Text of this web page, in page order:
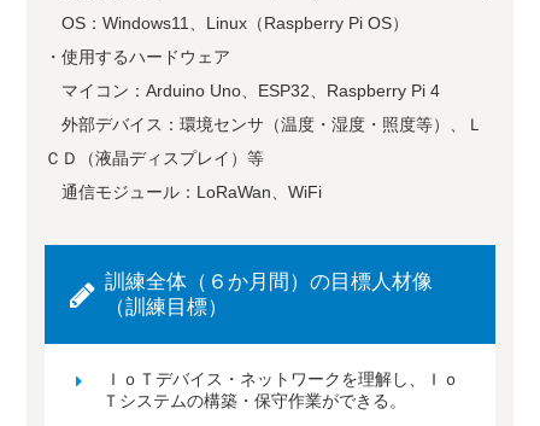
OS：Windows11、Linux（Raspberry Pi OS）
・使用するハードウェア
マイコン：Arduino Uno、ESP32、Raspberry Pi 4
外部デバイス：環境センサ（温度・湿度・照度等）、Ｌ
ＣＤ（液晶ディスプレイ）等
通信モジュール：LoRaWan、WiFi
訓練全体（６か月間）の目標人材像
（訓練目標）
ＩｏＴデバイス・ネットワークを理解し、Ｉｏ
Ｔシステムの構築・保守作業ができる。